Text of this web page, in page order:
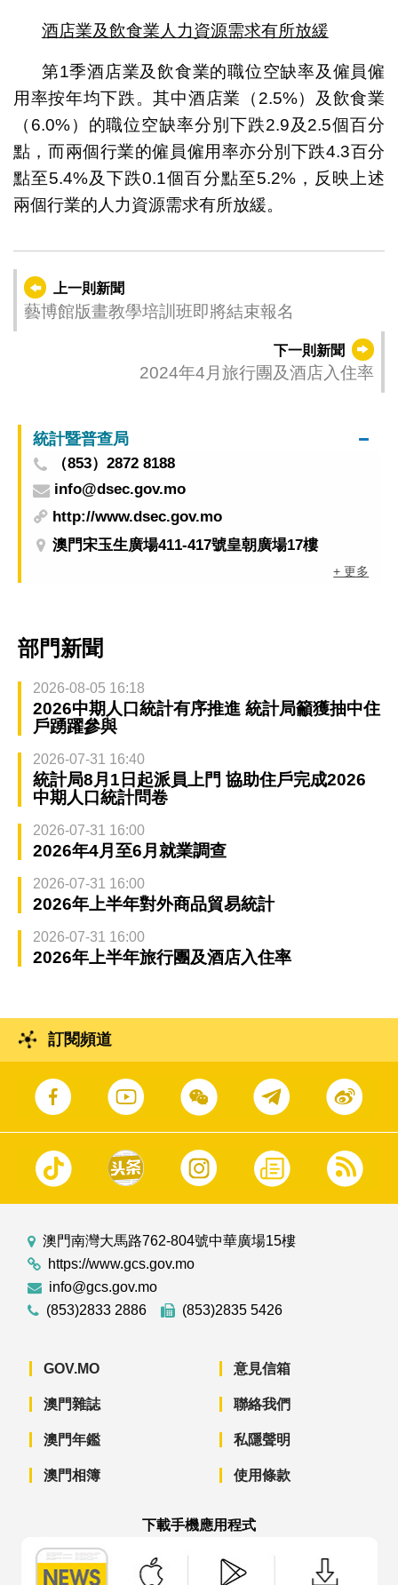
酒店業及飲食業人力資源需求有所放緩
第1季酒店業及飲食業的職位空缺率及僱員僱
用率按年均下跌。其中酒店業（2.5%）及飲食業
（6.0%）的職位空缺率分別下跌2.9及2.5個百分
點，而兩個行業的僱員僱用率亦分別下跌4.3百分
點至5.4%及下跌0.1個百分點至5.2%，反映上述
兩個行業的人力資源需求有所放緩。
上一則新聞
藝博館版畫教學培訓班即將結束報名
下一則新聞
2024年4月旅行團及酒店入住率
統計暨普查局
（853）2872 8188
info@dsec.gov.mo
http://www.dsec.gov.mo
澳門宋玉生廣場411-417號皇朝廣場17樓
+ 更多
部門新聞
2026-08-05 16:18
2026中期人口統計有序推進 統計局籲獲抽中住
戶踴躍參與
2026-07-31 16:40
統計局8月1日起派員上門 協助住戶完成2026
中期人口統計問卷
2026-07-31 16:00
2026年4月至6月就業調查
2026-07-31 16:00
2026年上半年對外商品貿易統計
2026-07-31 16:00
2026年上半年旅行團及酒店入住率
訂閱頻道
澳門南灣大馬路762-804號中華廣場15樓
https://www.gcs.gov.mo
info@gcs.gov.mo
(853)2833 2886
(853)2835 5426
GOV.MO
澳門雜誌
澳門年鑑
澳門相簿
意見信箱
聯絡我們
私隱聲明
使用條款
下載手機應用程式